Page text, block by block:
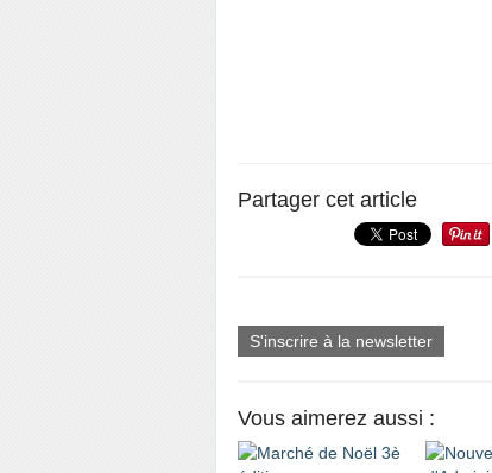
Partager cet article
S'inscrire à la newsletter
Vous aimerez aussi :